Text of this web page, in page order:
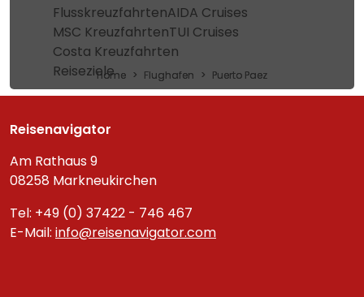
FlusskreuzfahrtenAIDA Cruises
MSC KreuzfahrtenTUI Cruises
Costa Kreuzfahrten
Reiseziele
Home Flughafen Puerto Paez
Reisenavigator
Am Rathaus 9
08258 Markneukirchen
Tel: +49 (0) 37422 - 746 467
E-Mail: info@reisenavigator.com